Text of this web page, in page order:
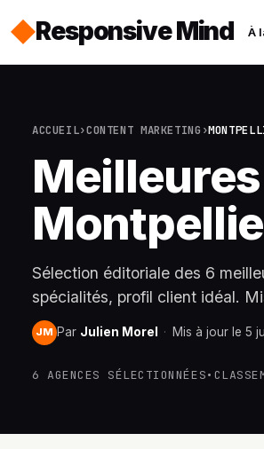
Responsive Mind À
ACCUEIL›CONTENT MARKETING ›
Sélection éditoriale des 6
spécialités, profil client idéal.
JM Par Julien Morel · Mis à jour le 5
6 AGENCES SÉLECTIONNÉES•